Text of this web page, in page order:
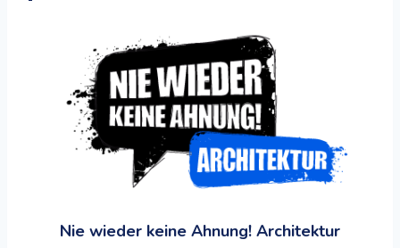
Nie wieder keine Ahnung! Architektur